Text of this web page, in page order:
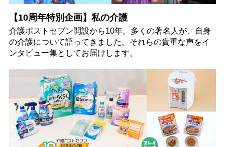
【10周年特別企画】私の介護
介護ポストセブン開設から10年。多くの著名人が、自身
の介護について語ってきました。それらの貴重な声をイ
ンタビュー集としてお届けします。